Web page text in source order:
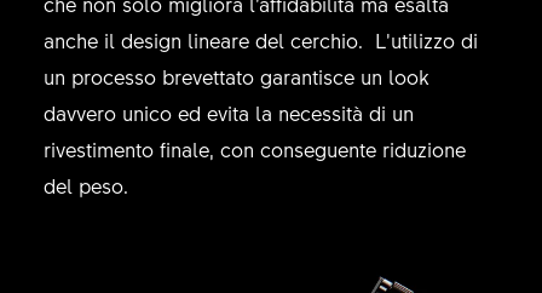
anche il design lineare del cerchio. L’utilizzo di
un processo brevettato garantisce un look
davvero unico ed evita la necessità di un
rivestimento finale, con conseguente riduzione
del peso.